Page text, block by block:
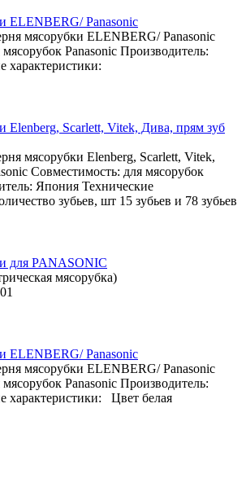
ELENBERG/ Panasonic
мясорубки ELENBERG/ Panasonic
Panasonic Производитель:
характеристики:
Elenberg, Scarlett, Vitek, Дива, прям зуб
мясорубки Elenberg, Scarlett, Vitek,
Совместимость: для мясорубок
Япония Технические
зубьев, шт 15 зубьев и 78 зубьев
для PANASONIC
мясорубка)
ELENBERG/ Panasonic
мясорубки ELENBERG/ Panasonic
Panasonic Производитель:
характеристики: Цвет белая